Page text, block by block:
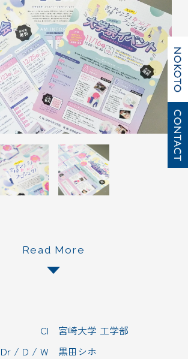
RECRUIT
CONTACT
プライバシーポリシー
Read More
Cl
宮崎大学 工学部
/ D / W
黒田シホ